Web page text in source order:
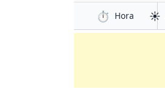
⏱️ Hora ☀️